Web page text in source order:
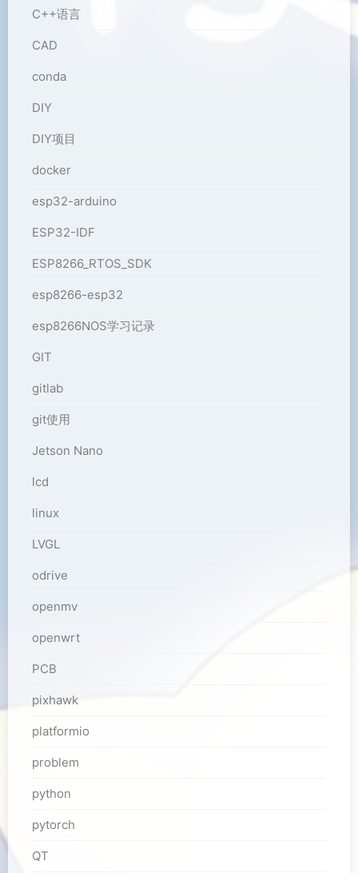
C++语言
CAD
conda
DIY
DIY项目
docker
esp32-arduino
ESP32-IDF
ESP8266_RTOS_SDK
esp8266-esp32
esp8266NOS学习记录
GIT
gitlab
git使用
Jetson Nano
lcd
linux
LVGL
odrive
openmv
openwrt
PCB
pixhawk
platformio
problem
python
pytorch
QT